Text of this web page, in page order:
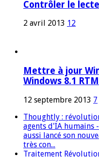
Contrôler le
2 avril 2013 12
Mettre à jour
Windows 8.1 RTM
12 septembre 2013 7
Thoughtly :
agents d'IA humains
aussi lancé son
très con...
Traitement